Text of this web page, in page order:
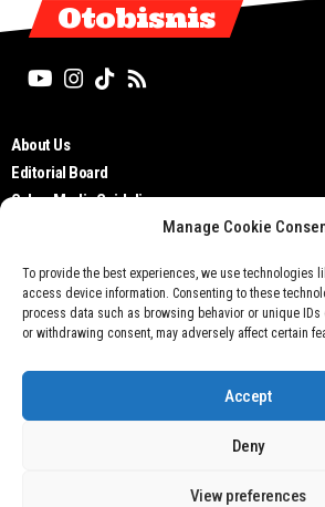
Manage Cookie
To provide the best experiences, we use technologies
access device information. Consenting to these
process data such as browsing behavior or unique
or withdrawing consent, may adversely affect certain
Accept
Deny
View preferences
Otobisnis
About Us
Editorial Board
Cyber Media Guidelines
Privacy Policy
Contact Us